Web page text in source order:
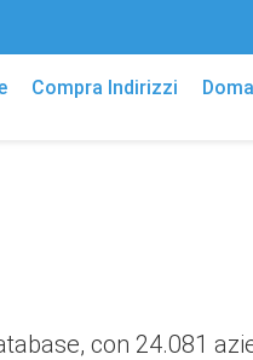
Compra Indirizzi
con 24.081